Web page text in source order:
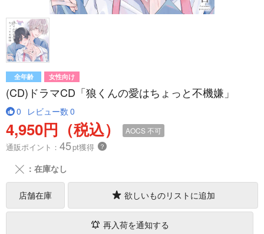
全年齢 女性向け
(CD)ドラマCD「狼くんの愛はちょっと不機嫌」
0 レビュー数 0
4,950円（税込） AOCS不可
通販ポイント： 45pt獲得 ？
╳ ：在庫なし
店舗在庫 欲しいものリストに追加
再入荷を通知する